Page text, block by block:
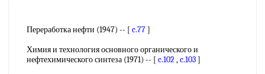
Переработка нефти (1947) -- [ c.77]
Химия и технология основного органического и
нефтехимического синтеза (1971) -- [ c.102,c.103]